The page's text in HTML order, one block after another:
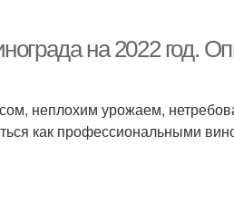
на 2022 год.
неплохим урожаем,
как профессиональными